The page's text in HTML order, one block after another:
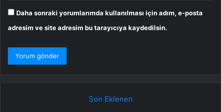
Daha sonraki yorumlarımda kullanılması için adım, e-posta
adresim ve site adresim bu tarayıcıya kaydedilsin.
Son Eklenen